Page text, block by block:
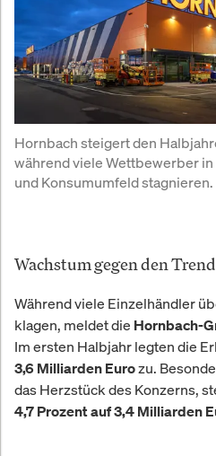
Hornbach steigert den
während viele Wettbewerber
und Konsumumfeld stagnieren.
Wachstum gegen den Trend
Während viele Einzelhändler
klagen, meldet die Hornbach-
Im ersten Halbjahr legten die
3,6 Milliarden Eurozu.
das Herzstück des Konzerns,
4,7 Prozent auf 3,4 Milliarden